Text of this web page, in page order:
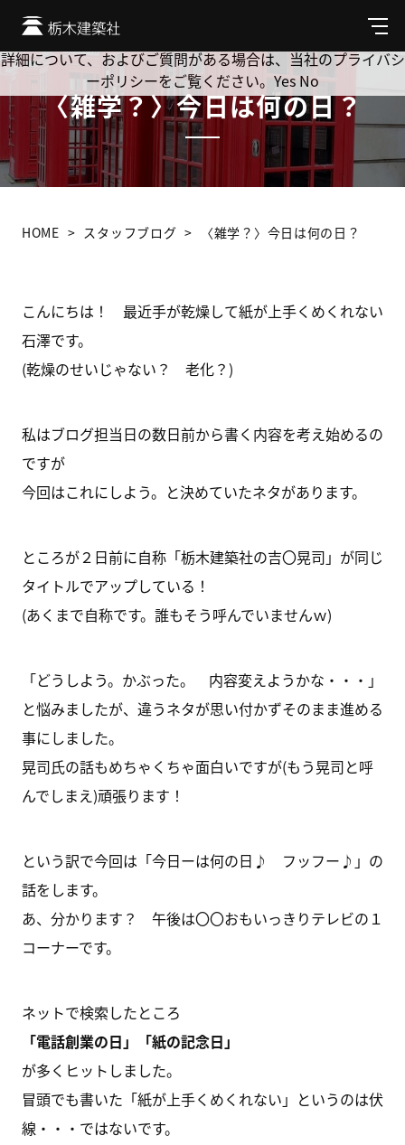
メ
ニ
ュ
〈雑学？〉今日は何の日？
HOME スタッフブログ 〈雑学？〉今日は何の日？
こんにちは！ 最近手が乾燥して紙が上手くめくれない
石澤です。
(乾燥のせいじゃない？ 老化？)
私はブログ担当日の数日前から書く内容を考え始めるの
ですが
今回はこれにしよう。と決めていたネタがあります。
ところが２日前に自称「栃木建築社の吉〇晃司」が同じ
タイトルでアップしている！
(あくまで自称です。誰もそう呼んでいませんｗ)
「どうしよう。かぶった。 内容変えようかな・・・」
と悩みましたが、違うネタが思い付かずそのまま進める
事にしました。
晃司氏の話もめちゃくちゃ面白いですが(もう晃司と呼
んでしまえ)頑張ります！
という訳で今回は「今日ーは何の日♪ フッフー♪」の
話をします。
あ、分かります？ 午後は〇〇おもいっきりテレビの１
コーナーです。
ネットで検索したところ
「電話創業の日」「紙の記念日」
が多くヒットしました。
冒頭でも書いた「紙が上手くめくれない」というのは伏
線・・・ではないです。
Cookie を使用して、お客様の活動を追跡してもよろしいです
か? 当社ではお客様のプライバシーを極めて重視しています。
詳細について、およびご質問がある場合は、当社のプライバシ
ーポリシーをご覧ください。 Yes No